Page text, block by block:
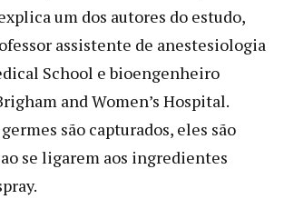
um dos autores do estudo,
assistente de anestesiologia
School e bioengenheiro
and Women’s Hospital.
são capturados, eles são
se ligarem aos ingredientes